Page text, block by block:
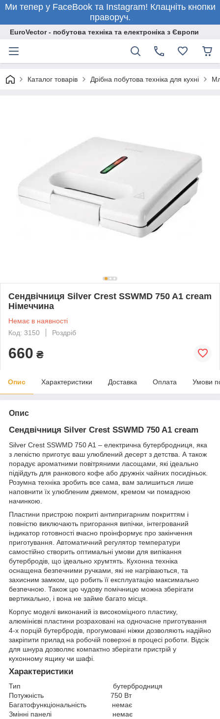
Ми тепер у FaceBook та Instagram! Клацніть кнопки
праворуч.
EuroVector - побутова техніка та електроніка з Європи
Каталог товарів Дрібна побутова техніка для кухні
Сендвічниця Silver Crest SSWMD 750 A1 cream
Німеччина
Немає в наявності
Код: 3150
Роздріб
660 ₴
Опис Характеристики Доставка Оплата Умови
Опис
Сендвічниця Silver Crest SSWMD 750 A1 cream
Silver Crest SSWMD 750 A1 – електрична бутербродниця, яка
з легкістю приготує ваш улюблений десерт з детства. А також
порадує ароматними повітряними ласощами, які ідеально
підійдуть для ранкового кофе або дружніх чайних посидіньок.
Розумна техніка зробить все сама, вам залишиться лише
наповнити їх улюбленим джемом, кремом чи помадною
начинкою.
Пластини пристрою покриті антипригарним покриттям і
повністю виключають пригорання випічки, інтегрований
індикатор готовності вчасно проінформує про закінчення
приготування. Автоматичний регулятор температури
самостійно створить оптимальні умови для випікання
бутербродів, що ідеально хрумтять. Кухонна техніка
оснащена безпечними ручками, які не нагріваються, та
захисним замком, що робить її експлуатацію максимально
безпечною. Також цю чудову помічницю можна зберігати
вертикально, і вона не займе багато місця.
Корпус моделі виконаний із високоміцного пластику,
алюмінієві пластини розраховані на одночасне приготування
4-х порцій бутербродів, прогумовані ніжки дозволяють надійно
закріпити прилад на робочій поверхні в процесі роботи. Відсік
для шнура дозволяє компактно зберігати пристрій у
кухонному ящику чи шафі.
Характеристики
Тип бутербродниця
Потужність 750 Вт
Багатофункціональність немає
Змінні панелі немає